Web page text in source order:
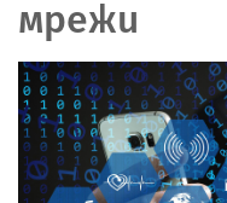
мрежи